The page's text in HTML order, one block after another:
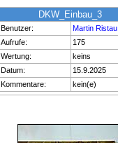
DKW_Einbau_3
Benutzer:
Martin Ristau
Aufrufe:
175
Wertung:
keins
Datum:
15.9.2025
Kommentare:
kein(e)